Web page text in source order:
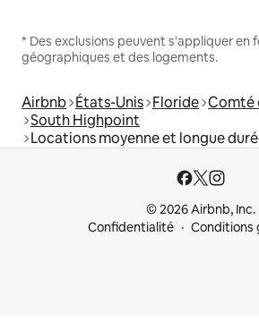
* Des exclusions peuvent s'appliquer en
géographiques et des logements.
Airbnb États-Unis Floride Comté
South Highpoint
Locations moyenne et longue
© 2026 Airbnb, Inc.
Confidentialité
Conditions